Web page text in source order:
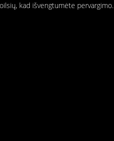
kad išvengtumėte pervargimo.